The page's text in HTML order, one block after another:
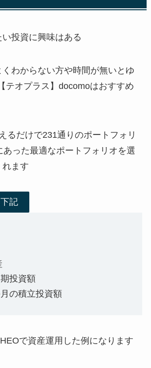
投資に興味はある
わからない方や時間が無いとゆ
テオプラス】 docomoはおすすめ
るだけで231通りのポートフォリ
あった最適なポートフォリオを選
れます
記
投資額
の積立投資額
で資産運用した例になります